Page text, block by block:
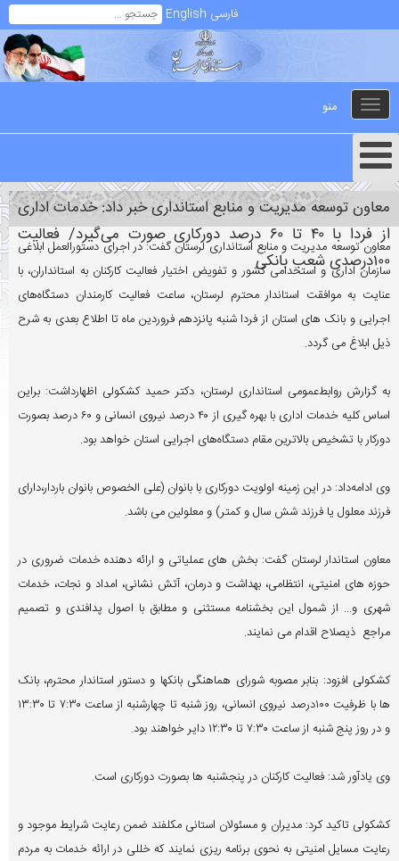
فارسی English
Toggle
navigation
منو
معاون توسعه مدیریت و منابع استانداری خبر داد: خدمات اداری
از فردا با ۴۰ تا ۶۰ درصد دورکاری صورت می‌گیرد/ فعالیت
۱۰۰درصدی شعب بانکی
معاون توسعه مدیریت و منابع استانداری لرستان گفت: در اجرای دستورالعمل ابلاغی
سازمان اداری و استخدامی کشور و تفویض اختیار فعالیت کارکنان به استانداران، با
عنایت به موافقت استاندار محترم لرستان، ساعت فعالیت کارمندان دستگاه‌های
اجرایی و بانک های استان از فردا شنبه پانزدهم فروردین ماه تا اطلاع بعدی به شرح
ذیل ابلاغ می گردد.
به گزارش روابط‌عمومی استانداری لرستان، دکتر حمید کشکولی اظهارداشت: براین
اساس کلیه خدمات اداری با بهره گیری از ۴۰ درصد نیروی انسانی و ۶۰ درصد بصورت
دورکار با تشخیص بالاترین مقام دستگاه‌های اجرایی استان خواهد بود.
وی ادامه‌داد: در این زمینه اولویت دورکاری با بانوان (علی الخصوص بانوان باردار،دارای
فرزند معلول یا فرزند شش سال و کمتر) و معلولین می باشد.
معاون استاندار لرستان گفت: بخش های عملیاتی و ارائه دهنده خدمات ضروری در
حوزه های امنیتی، انتظامی، بهداشت و درمان، آتش نشانی، امداد و نجات، خدمات
شهری و... از شمول این بخشنامه مستثنی و مطابق با اصول پدافندی و تصمیم
مراجع ذیصلاح اقدام می نمایند.
کشکولی افزود: بنابر مصوبه شورای هماهنگی بانکها و دستور استاندار محترم، بانک
ها با ظرفیت ۱۰۰درصد نیروی انسانی، روز شنبه تا چهارشنبه از ساعت ۷:۳۰ تا ۱۳:۳۰
و در روز پنج شنبه از ساعت ۷:۳۰ تا ۱۲:۳۰ دایر خواهند بود.
وی یادآور شد: فعالیت کارکنان در پنجشنبه ها بصورت دورکاری است.
کشکولی تاکید کرد: مدیران و مسئولان استانی مکلفند ضمن رعایت شرایط موجود و
رعایت مسایل امنیتی به نحوی برنامه ریزی نمایند که خللی در ارائه خدمات به مردم